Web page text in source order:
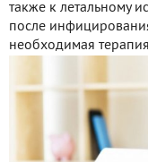
также к летальному
после
необходимая